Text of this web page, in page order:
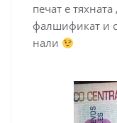
печат е
фалшификат и
нали